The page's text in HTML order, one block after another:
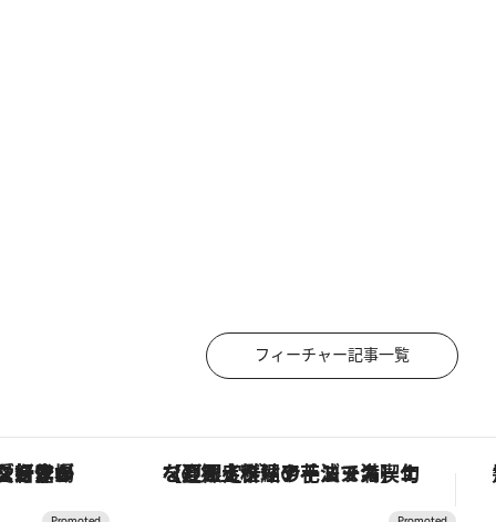
フィーチャー記事一覧
ヴァシュロン・コンスタンタン「オーヴァーシーズ・オートマティック」。旅愛好家のお気に入りコレクションから、ジェンダーレスな新作が登場 【夏限定ディナーコース】旬を迎える稚鮎や花ズッキーニなどをイタリア・トスカーナの郷土料理の手法で満喫！